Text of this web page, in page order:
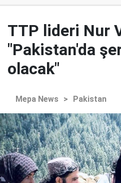
TTP lideri Nur
"Pakistan'da
olacak"
Mepa News > Pakistan